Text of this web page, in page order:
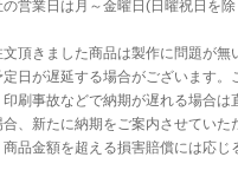
の営業日は月～金曜日(日曜祝日を
文頂きました商品は製作に問題が
定日が遅延する場合がございます
印刷事故などで納期が遅れる場合
合、新たに納期をご案内させてい
商品金額を超える損害賠償には応